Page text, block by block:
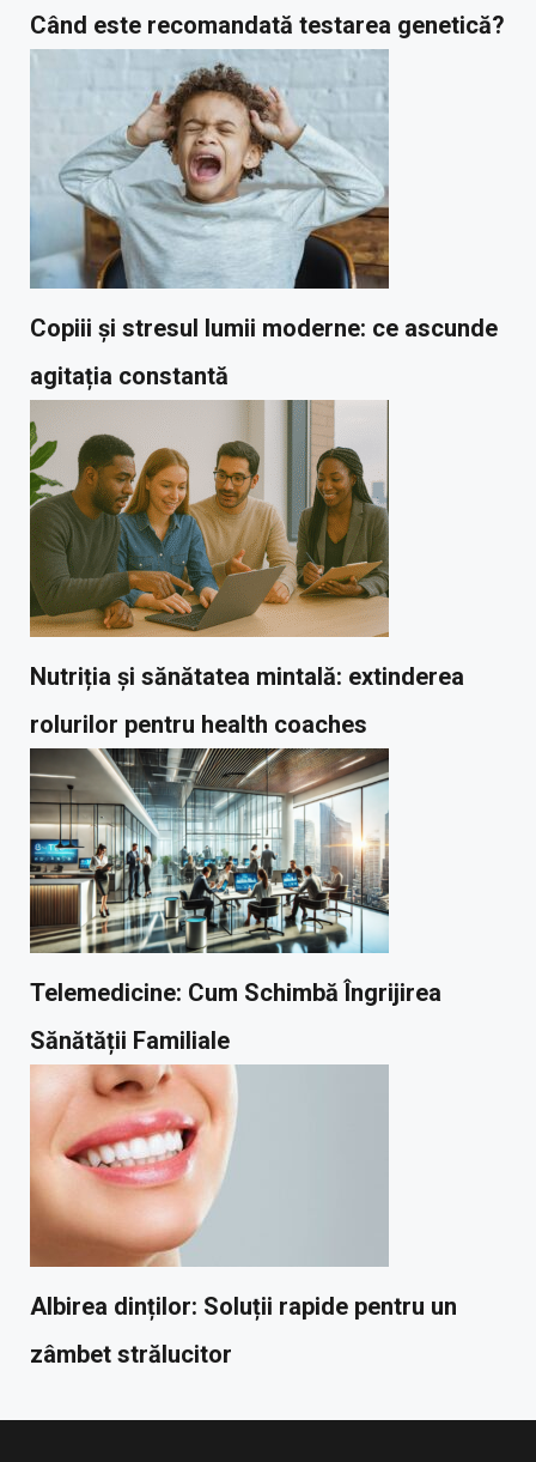
Când este recomandată testarea genetică?
Copiii și stresul lumii moderne: ce ascunde
agitația constantă
Nutriția și sănătatea mintală: extinderea
rolurilor pentru health coaches
Telemedicine: Cum Schimbă Îngrijirea
Sănătății Familiale
Albirea dinților: Soluții rapide pentru un
zâmbet strălucitor